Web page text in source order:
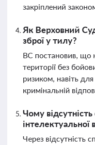
закріплений
Як Верховний
зброї у тилу?
ВС постановив, що
території без
ризиком, навіть
кримінальній
Чому відсутність
Через відсутність